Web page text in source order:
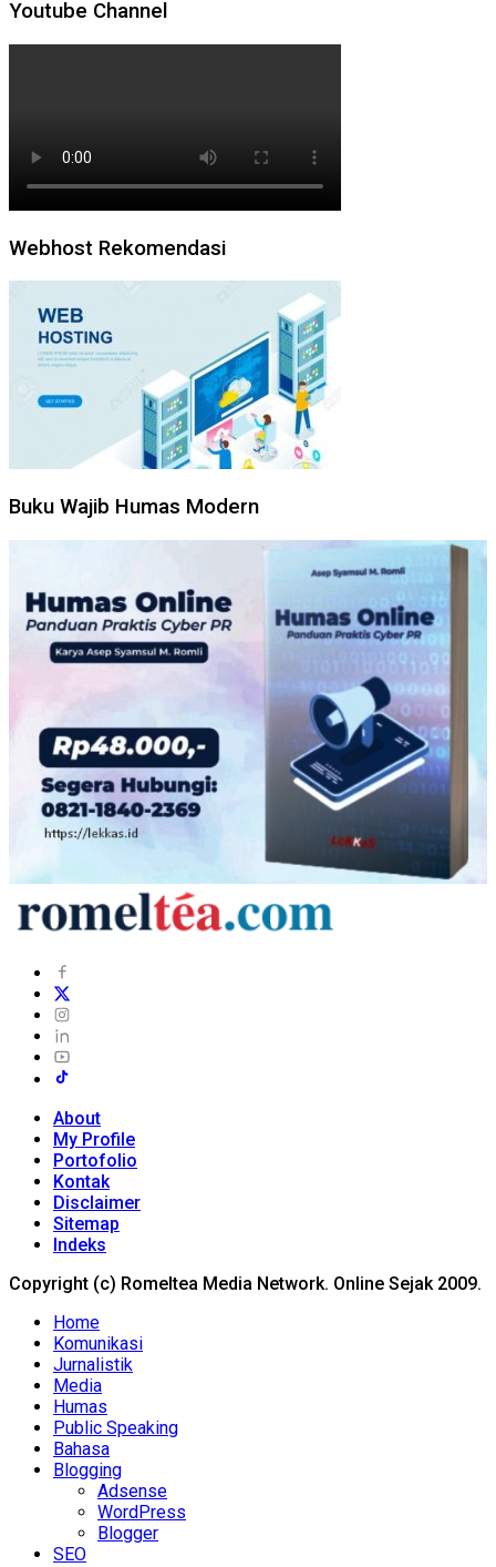
Youtube Channel
Webhost Rekomendasi
Buku Wajib Humas Modern
About
My Profile
Portofolio
Kontak
Disclaimer
Sitemap
Indeks
Copyright (c) Romeltea Media Network. Online Sejak 2009.
Home
Komunikasi
Jurnalistik
Media
Humas
Public Speaking
Bahasa
Blogging
Adsense
WordPress
Blogger
SEO